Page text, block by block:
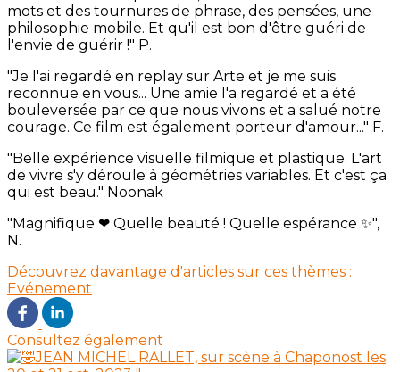
mots et des tournures de phrase, des pensées, une
philosophie mobile. Et qu'il est bon d'être guéri de
l'envie de guérir !" P.
"Je l'ai regardé en replay sur Arte et je me suis
reconnue en vous... Une amie l'a regardé et a été
bouleversée par ce que nous vivons et a salué notre
courage. Ce film est également porteur d'amour..." F.
"Belle expérience visuelle filmique et plastique. L'art
de vivre s'y déroule à géométries variables. Et c'est ça
qui est beau." Noonak
"Magnifique ❤ Quelle beauté ! Quelle espérance ✨",
N.
Découvrez davantage d'articles sur ces thèmes :
Evénement
Consultez également